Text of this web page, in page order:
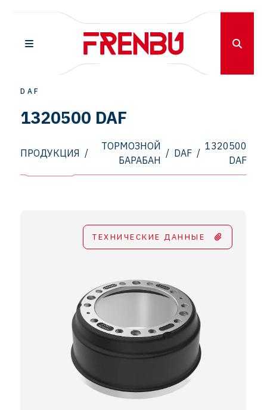
DAF
1320500 DAF
ПРОДУКЦИЯ /
ТОРМОЗНОЙ
БАРАБАН
/ DAF /
1320500
DAF
ТЕХНИЧЕСКИЕ ДАННЫЕ